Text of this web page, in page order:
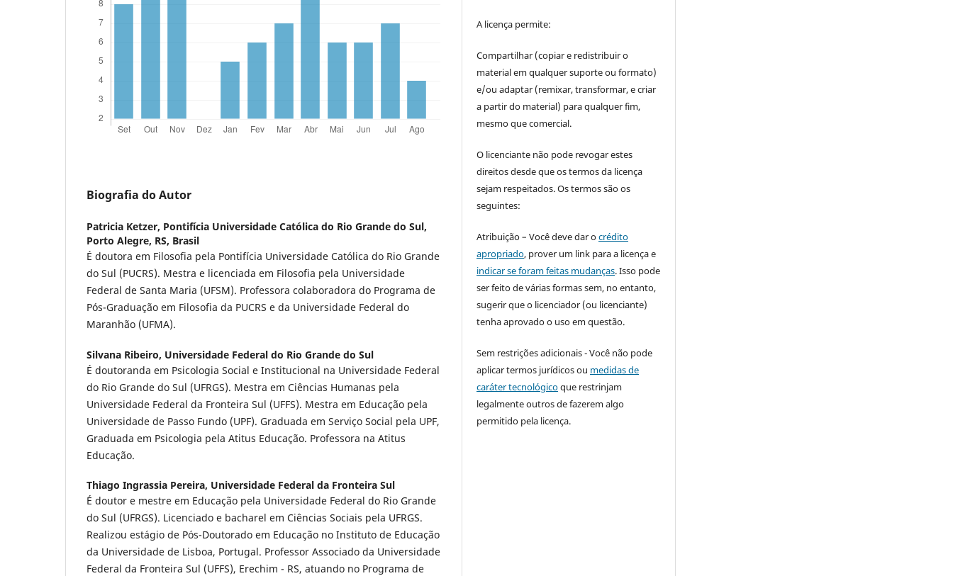
Biografia do Autor
Patricia Ketzer, Pontifícia Universidade Católica do Rio Grande do Sul,
Porto Alegre, RS, Brasil
É doutora em Filosofia pela Pontifícia Universidade Católica do Rio Grande
do Sul (PUCRS). Mestra e licenciada em Filosofia pela Universidade
Federal de Santa Maria (UFSM). Professora colaboradora do Programa de
Pós-Graduação em Filosofia da PUCRS e da Universidade Federal do
Maranhão (UFMA).
Silvana Ribeiro, Universidade Federal do Rio Grande do Sul
É doutoranda em Psicologia Social e Institucional na Universidade Federal
do Rio Grande do Sul (UFRGS). Mestra em Ciências Humanas pela
Universidade Federal da Fronteira Sul (UFFS). Mestra em Educação pela
Universidade de Passo Fundo (UPF). Graduada em Serviço Social pela UPF,
Graduada em Psicologia pela Atitus Educação. Professora na Atitus
Educação.
Thiago Ingrassia Pereira, Universidade Federal da Fronteira Sul
É doutor e mestre em Educação pela Universidade Federal do Rio Grande
do Sul (UFRGS). Licenciado e bacharel em Ciências Sociais pela UFRGS.
Realizou estágio de Pós-Doutorado em Educação no Instituto de Educação
da Universidade de Lisboa, Portugal. Professor Associado da Universidade
Federal da Fronteira Sul (UFFS), Erechim - RS, atuando no Programa de
A licença permite:
Compartilhar (copiar e redistribuir o
material em qualquer suporte ou formato)
e/ou adaptar (remixar, transformar, e criar
a partir do material) para qualquer fim,
mesmo que comercial.
O licenciante não pode revogar estes
direitos desde que os termos da licença
sejam respeitados. Os termos são os
seguintes:
Atribuição – Você deve dar ocrédito
apropriado, prover um link para a licença e
indicar se foram feitas mudanças. Isso pode
ser feito de várias formas sem, no entanto,
sugerir que o licenciador (ou licenciante)
tenha aprovado o uso em questão.
Sem restrições adicionais - Você não pode
aplicar termos jurídicos ou medidas de
caráter tecnológicoque restrinjam
legalmente outros de fazerem algo
permitido pela licença.